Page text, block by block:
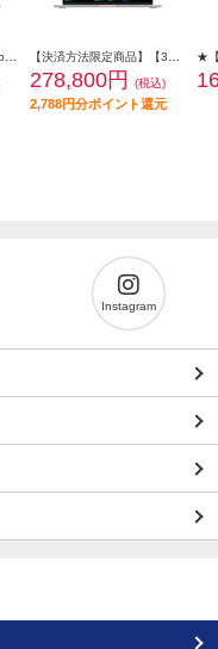
278,800円 (税込)
2,788円分ポイント還元
Instagram